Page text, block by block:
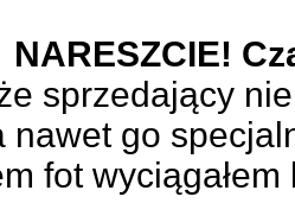
NARESZCIE!
sprzedający
nawet go
fot